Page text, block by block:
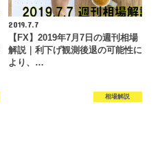
2019.7.7
【FX】2019年7月7日の週刊相場
解説｜利下げ観測後退の可能性に
より、…
相場解説